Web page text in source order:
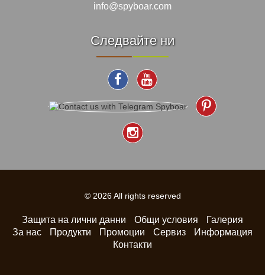
info@spyboar.com
Следвайте ни
© 2026 All rights reserved
Защита на лични данни Общи условия
Галерия
За нас
Продукти Промоции Сервиз
Информация
Контакти